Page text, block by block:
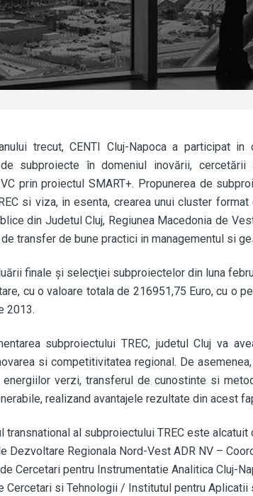
trecut, CENTI Cluj-Napoca a participat
de subproiecte în domeniul inovării,
prin proiectul SMART+. Propunerea de
si viza, in esenta, crearea unui cluster
din Judetul Cluj, Regiunea Macedonia de
transfer de bune practici in managementul si
finale şi selecţiei subproiectelor din luna
cu o valoare totala de 216951,75 Euro, cu o
2013.
subproiectului TREC, judetul Cluj va
si competitivitatea regional. De
energiilor verzi, transferul de cunostinte si
realizand avantajele rezultate din acest
transnational al subproiectului TREC este alcatuit
Dezvoltare Regionala Nord-Vest ADR NV –
Cercetari pentru Instrumentatie Analitica Cluj-
Cercetari si Tehnologii / Institutul pentru Aplicatii